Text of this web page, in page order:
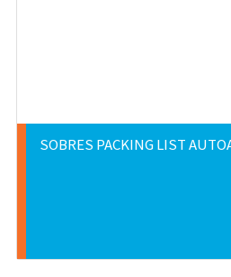
SOBRES PACKING LIST